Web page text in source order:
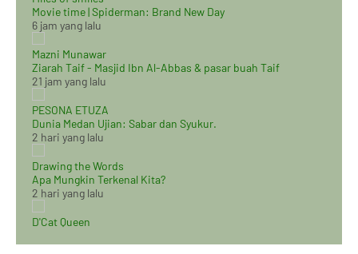
Movie time | Spiderman: Brand New Day
6 jam yang lalu
Mazni Munawar
Ziarah Taif - Masjid Ibn Al-Abbas & pasar buah Taif
21 jam yang lalu
PESONA ETUZA
Dunia Medan Ujian: Sabar dan Syukur.
2 hari yang lalu
Drawing the Words
Apa Mungkin Terkenal Kita?
2 hari yang lalu
D'Cat Queen